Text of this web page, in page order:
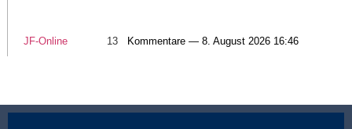
JF-Online 13 Kommentare — 8. August 2026 16:46